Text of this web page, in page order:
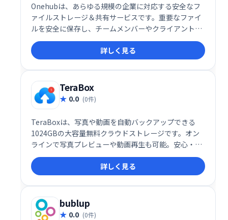
Onehubは、あらゆる規模の企業に対応する安全なフ
ァイルストレージ＆共有サービスです。重要なファイ
ルを安全に保存し、チームメンバーやクライアントと
簡単に共有できます。スムーズな共同作業を実現し、
ビジネスの効率化をサポートします。
詳しく見る
TeraBox
0.0 (0件)
TeraBoxは、写真や動画を自動バックアップできる
1024GBの大容量無料クラウドストレージです。オン
ラインで写真プレビューや動画再生も可能。安心・安
全に大切なデータを保存・管理できます。登録も簡単
で、すぐに使い始められます。
詳しく見る
bublup
0.0 (0件)